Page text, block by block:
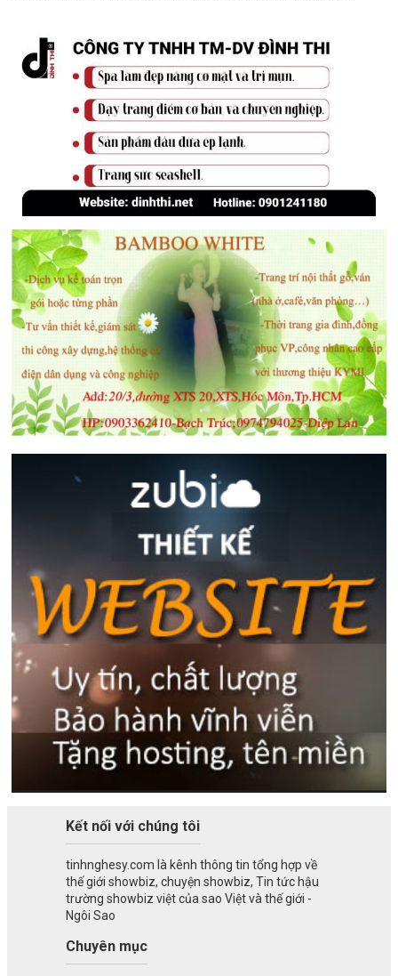
Kết nối với chúng tôi
tinhnghesy.com là kênh thông tin tổng hợp về
thế giới showbiz, chuyện showbiz, Tin tức hậu
trường showbiz việt của sao Việt và thế giới -
Ngôi Sao
Chuyên mục